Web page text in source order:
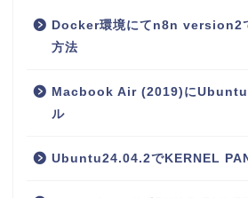
Docker環境にてn8n version2
方法
Macbook Air (2019)に
ル
Ubuntu24.04.2でKERNEL